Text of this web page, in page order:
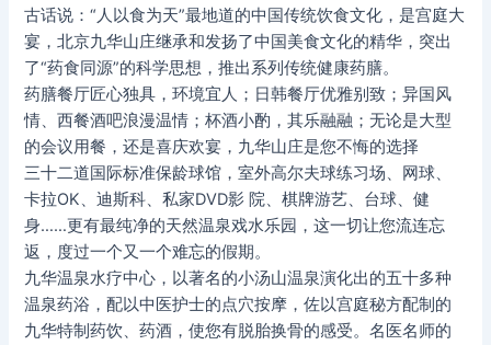
古话说：“人以食为天”最地道的中国传统饮食文化，是宫庭大
宴，北京九华山庄继承和发扬了中国美食文化的精华，突出
了“药食同源”的科学思想，推出系列传统健康药膳。
药膳餐厅匠心独具，环境宜人；日韩餐厅优雅别致；异国风
情、西餐酒吧浪漫温情；杯酒小酌，其乐融融；无论是大型
的会议用餐，还是喜庆欢宴，九华山庄是您不悔的选择
三十二道国际标准保龄球馆，室外高尔夫球练习场、网球、
卡拉OK、迪斯科、私家DVD影 院、棋牌游艺、台球、健
身……更有最纯净的天然温泉戏水乐园，这一切让您流连忘
返，度过一个又一个难忘的假期。
九华温泉水疗中心，以著名的小汤山温泉演化出的五十多种
温泉药浴，配以中医护士的点穴按摩，佐以宫庭秘方配制的
九华特制药饮、药酒，使您有脱胎换骨的感受。名医名师的